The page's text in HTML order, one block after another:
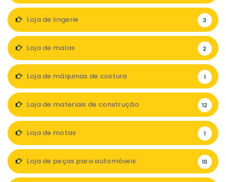
Loja de lingerie 3
Loja de malas 2
Loja de máquinas de costura 1
Loja de materiais de construção 12
Loja de motas 1
Loja de peças para automóveis 10